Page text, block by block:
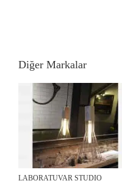
Diğer Markalar
LABORATUVAR STUDIO